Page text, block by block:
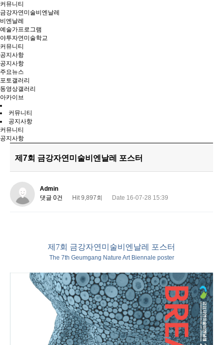
커뮤니티
금강자연미술비엔날레
비엔날레
예술가프로그램
야투자연미술학교
커뮤니티
공지사항
공지사항
주요뉴스
포토갤러리
동영상갤러리
아카이브
커뮤니티
공지사항
커뮤니티
공지사항
제7회 금강자연미술비엔날레 포스터
Admin
댓글 0건
Hit 9,897회 Date 16-07-28 15:39
제7회 금강자연미술비엔날레 포스터
The 7th Geumgang Nature Art Biennale poster